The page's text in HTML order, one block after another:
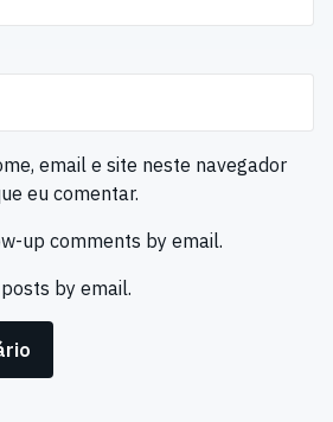
email e site neste navegador
eu comentar.
up comments by email.
by email.